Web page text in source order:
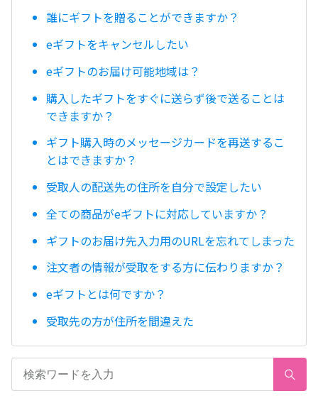
誰にギフトを贈ることができますか？
eギフトをキャンセルしたい
eギフトのお届け可能地域は？
購入したギフトをすぐに送らず後で送ることは
できますか？
ギフト購入時のメッセージカードを再送するこ
とはできますか？
受取人の配送先の住所を自分で設定したい
全ての商品がeギフトに対応していますか？
ギフトのお届け先入力用のURLを忘れてしまった
注文者の情報が受取をする方に伝わりますか？
eギフトとは何ですか？
受取先の方が住所を間違えた